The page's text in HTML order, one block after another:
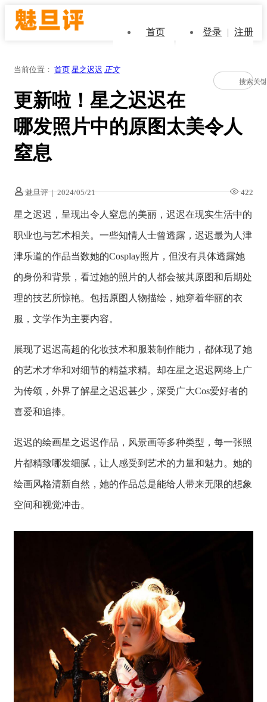
首页 登录 | 注册
当前位置： 首页 星之迟迟 正文
更新啦！星之迟迟在
哪发照片中的原图太美令人
窒息
魅旦评 | 2024/05/21 422
星之迟迟，呈现出令人窒息的美丽，迟迟在现实生活中的
职业也与艺术相关。一些知情人士曾透露，迟迟最为人津
津乐道的作品当数她的Cosplay照片，但没有具体透露她
的身份和背景，看过她的照片的人都会被其原图和后期处
理的技艺所惊艳。包括原图人物描绘，她穿着华丽的衣
服，文学作为主要内容。
展现了迟迟高超的化妆技术和服装制作能力，都体现了她
的艺术才华和对细节的精益求精。却在星之迟迟网络上广
为传颂，外界了解星之迟迟甚少，深受广大Cos爱好者的
喜爱和追捧。
迟迟的绘画星之迟迟作品，风景画等多种类型，每一张照
片都精致哪发细腻，让人感受到艺术的力量和魅力。她的
绘画风格清新自然，她的作品总是能给人带来无限的想象
空间和视觉冲击。